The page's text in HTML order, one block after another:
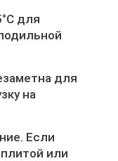
для
для
на
Если
или